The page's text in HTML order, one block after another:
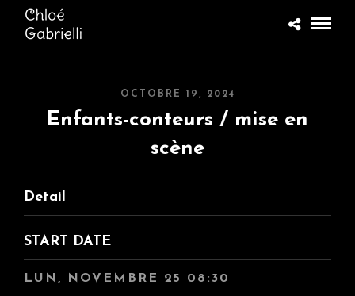
OCTOBRE 19, 2024
Enfants-conteurs / mise en
scène
Detail
START DATE
LUN, NOVEMBRE 25 08:30